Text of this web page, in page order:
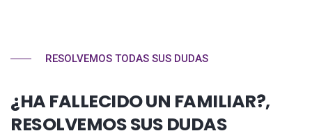
RESOLVEMOS TODAS SUS DUDAS
¿HA FALLECIDO UN FAMILIAR?,
RESOLVEMOS SUS DUDAS